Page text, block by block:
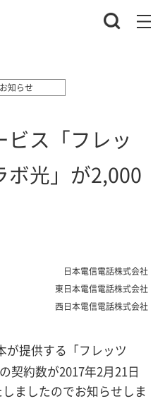
お知らせ
ス「フレッ
ボ光」が2,000
日本電信電話株式会社
東日本電信電話株式会社
西日本電信電話株式会社
が提供する「フレッツ
契約数が2017年2月21日
ましたのでお知らせしま